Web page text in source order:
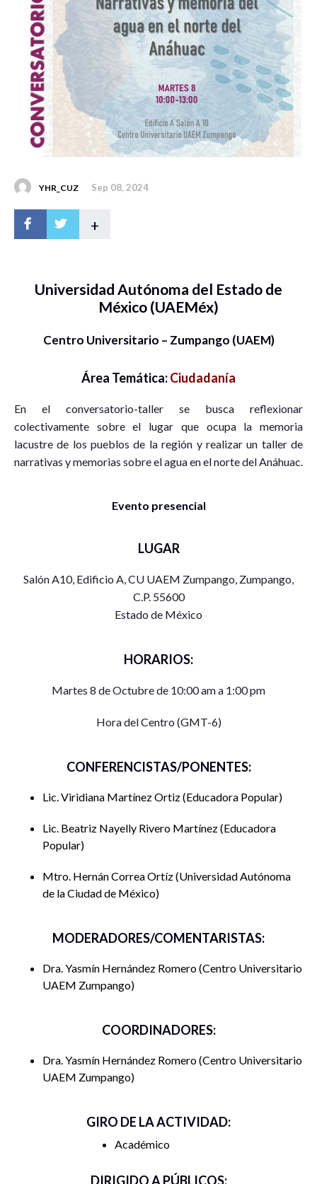
YHR_CUZ Sep 08, 2024
+
Universidad Autónoma del Estado de
México (UAEMéx)
Centro Universitario – Zumpango (UAEM)
Área Temática:Ciudadanía
En el conversatorio-taller se busca reflexionar
colectivamente sobre el lugar que ocupa la memoria
lacustre de los pueblos de la región y realizar un taller de
narrativas y memorias sobre el agua en el norte del Anáhuac.
Evento presencial
LUGAR
Salón A10, Edificio A, CU UAEM Zumpango, Zumpango,
C.P. 55600
Estado de México
HORARIOS:
Martes 8 de Octubre de 10:00 am a 1:00 pm
Hora del Centro (GMT-6)
CONFERENCISTAS/PONENTES:
Lic. Viridiana Martínez Ortiz Educadora Popular
Lic. Beatriz Nayelly Rivero Martínez Educadora
Popular
Mtro. Hernán Correa Ortíz Universidad Autónoma
de la Ciudad de México
MODERADORES/COMENTARISTAS:
Dra. Yasmín Hernández Romero Centro Universitario
UAEM Zumpango
COORDINADORES:
Dra. Yasmín Hernández Romero Centro Universitario
UAEM Zumpango
GIRO DE LA ACTIVIDAD:
Académico
DIRIGIDO A PÚBLICOS: